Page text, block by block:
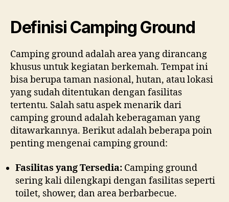
Definisi Camping Ground
Camping ground adalah area yang dirancang
khusus untuk kegiatan berkemah. Tempat ini
bisa berupa taman nasional, hutan, atau lokasi
yang sudah ditentukan dengan fasilitas
tertentu. Salah satu aspek menarik dari
camping ground adalah keberagaman yang
ditawarkannya. Berikut adalah beberapa poin
penting mengenai camping ground:
Fasilitas yang Tersedia: Camping ground
sering kali dilengkapi dengan fasilitas seperti
toilet, shower, dan area berbarbecue.